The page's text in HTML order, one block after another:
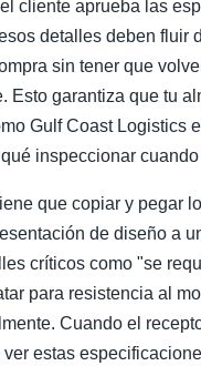
cliente aprueba las
detalles deben fluir
sin tener que
Esto garantiza que tu
Gulf Coast Logistics
inspeccionar
que copiar y pegar
de diseño a
críticos como "se
para resistencia al
Cuando el
estas